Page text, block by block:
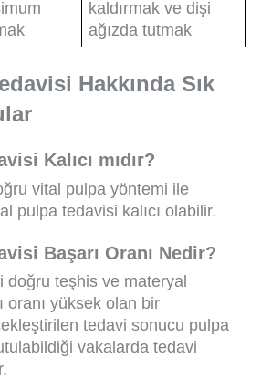
kaldırmak ve dişi
ağızda tutmak
Hakkında Sık
Kalıcı mıdır?
vital pulpa yöntemi ile
pulpa tedavisi kalıcı olabilir.
Başarı Oranı Nedir?
doğru teşhis ve materyal
oranı yüksek olan bir
tedavi sonucu pulpa
vakalarda tedavi